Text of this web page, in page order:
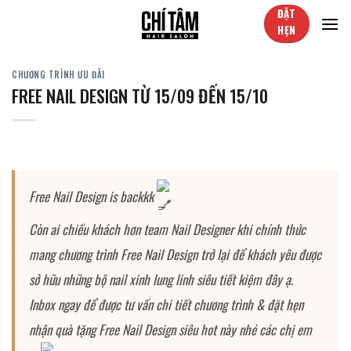
ĐẶT
HẸN
CHƯƠNG TRÌNH ƯU ĐÃI
FREE NAIL DESIGN TỪ 15/09 ĐẾN 15/10
Free Nail Design is backkk
Còn ai chiều khách hơn team Nail Designer khi chính thức
mang chương trình Free Nail Design trở lại để khách yêu được
sở hữu những bộ nail xinh lung linh siêu tiết kiệm đây ạ.
Inbox ngay để được tư vấn chi tiết chương trình & đặt hẹn
nhận quà tặng Free Nail Design siêu hot này nhé các chị em